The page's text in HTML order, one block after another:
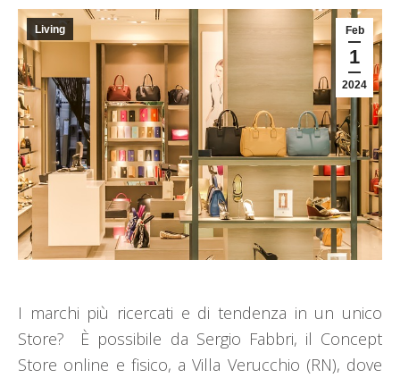
Feb
1
2024
Living
I marchi più ricercati e di tendenza in un unico
Store? È possibile da Sergio Fabbri, il Concept
Store online e fisico, a Villa Verucchio (RN), dove